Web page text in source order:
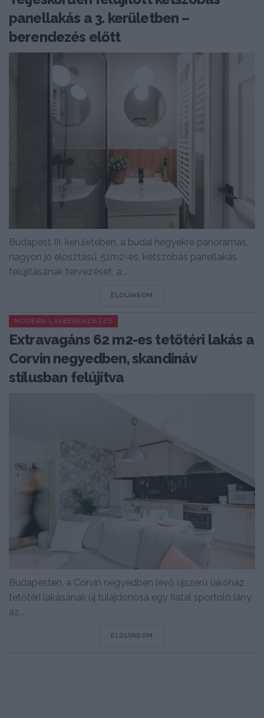
panellakás a 3. kerületben –
berendezés előtt
Budapest III. kerületében, a budai hegyekre panorámás,
nagyon jó elosztású, 51m2-es, kétszobás panellakás
felújításának tervezését, a...
ELOLVASOM
MODERN LAKBERENDEZÉS
Extravagáns 62 m2-es tetőtéri lakás a
Corvin negyedben, skandináv
stílusban felújítva
Budapesten, a Corvin negyedben lévő újszerű lakóház
tetőtéri lakásának új tulajdonosa egy fiatal sportoló lány,
az...
ELOLVASOM